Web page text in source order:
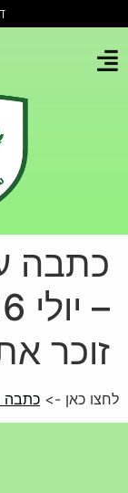
כתבה
זוכר את
לחצו כאן -> כתבה